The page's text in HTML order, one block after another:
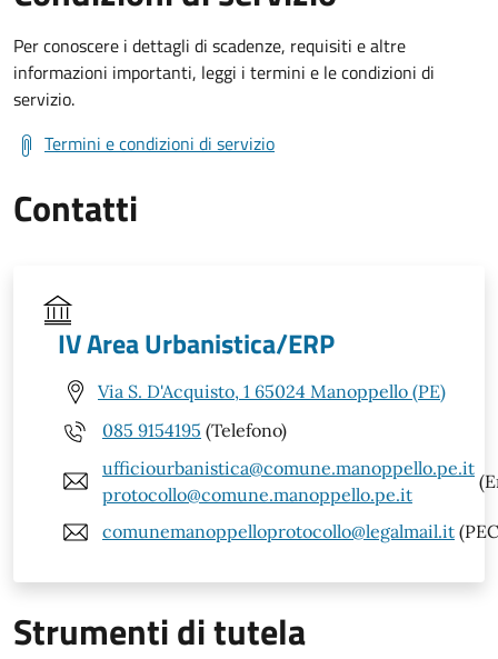
Per conoscere i dettagli di scadenze, requisiti e altre
informazioni importanti, leggi i termini e le condizioni di
servizio.
Termini e condizioni di servizio
Contatti
IV Area Urbanistica/ERP
Via S. D'Acquisto, 1 65024 Manoppello (PE)
085 9154195 (Telefono)
ufficiourbanistica@comune.manoppello.pe.it
protocollo@comune.manoppello.pe.it
comunemanoppelloprotocollo@legalmail.it
Strumenti di tutela